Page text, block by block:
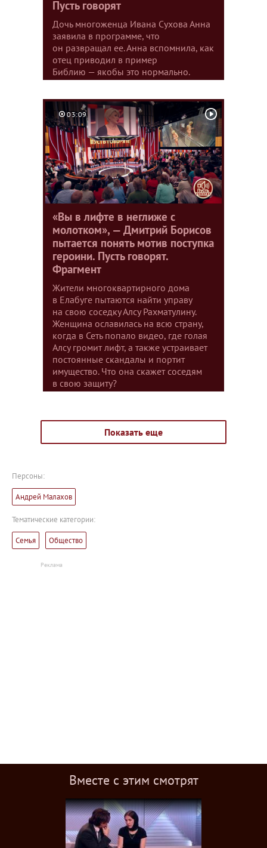
Пусть говорят
Дочь многоженца Ивана Сухова Анна
заявила в программе, что
он развращал ее. Анна вспомнила, как
отец приводил в пример
Библию — якобы это нормально.
03:09
«Вы в лифте в неглиже с
молотком», — Дмитрий Борисов
пытается понять мотив поступка
героини. Пусть говорят.
Фрагмент
Жители многоквартирного дома
в Елабуге пытаются найти управу
на свою соседку Алсу Рахматулину.
Женщина ославилась на всю страну,
когда в Сеть попало видео, где голая
Алсу громит лифт, а также устраивает
постоянные скандалы и портит
имущество. Что она скажет соседям
в свою защиту?
Показать еще
Персоны:
Андрей Малахов
Тематические категории:
Семья Общество
Вместе с этим смотрят